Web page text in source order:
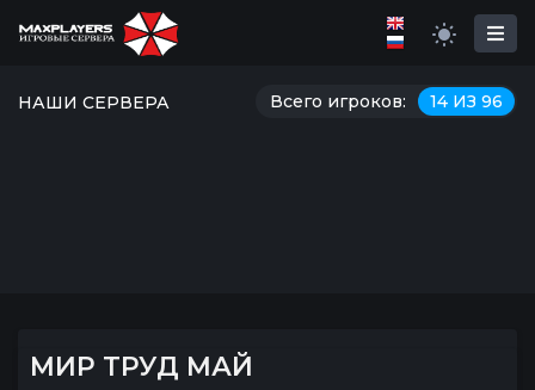
Всего игроков: 14 ИЗ 96
НАШИ СЕРВЕРА
МИР ТРУД МАЙ